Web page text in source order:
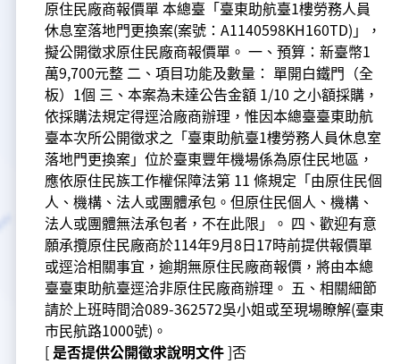
請願之處理結果及訴願之決定
公共工程採購契約
支付或接受補助金
對外關係文書
條約
內部控制制度
線上申辦表單下載
飛航服務總臺執行職務安全及衛生防護報告
性別宣導及文件下載
性別平等工作小組及會議紀錄
學習與分享
飛航服務回顧
檔案相關連結
申請閱覽政府資訊或卷宗作業規定
廉政熱線
政風電子報
原住民廠商報價單 本總臺「臺東助航臺1樓勞務人員
休息室落地門更換案(案號：A1140598KH160TD)」，
擬公開徵求原住民廠商報價單。 一、預算：新臺幣1
萬9,700元整 二、項目功能及數量： 單開白鐵門（全
板）1個 三、本案為未達公告金額 1/10 之小額採購，
依採購法規定得逕洽廠商辦理，惟因本總臺臺東助航
臺本次所公開徵求之「臺東助航臺1樓勞務人員休息室
落地門更換案」位於臺東豐年機場係為原住民地區，
應依原住民族工作權保障法第 11 條規定「由原住民個
人、機構、法人或團體承包。但原住民個人、機構、
法人或團體無法承包者，不在此限」。 四、歡迎有意
願承攬原住民廠商於114年9月8日17時前提供報價單
或逕洽相關事宜，逾期無原住民廠商報價，將由本總
臺臺東助航臺逕洽非原住民廠商辦理。 五、相關細節
請於上班時間洽089-362572吳小姐或至現場瞭解(臺東
市民航路1000號)。
[ 是否提供公開徵求說明文件]否